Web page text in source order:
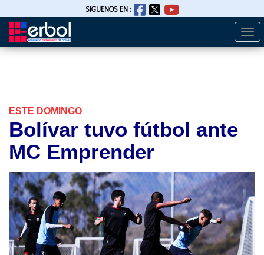
Pasar
SIGUENOS EN :
ESTE DOMINGO
Bolívar tuvo fútbol ante
MC Emprender